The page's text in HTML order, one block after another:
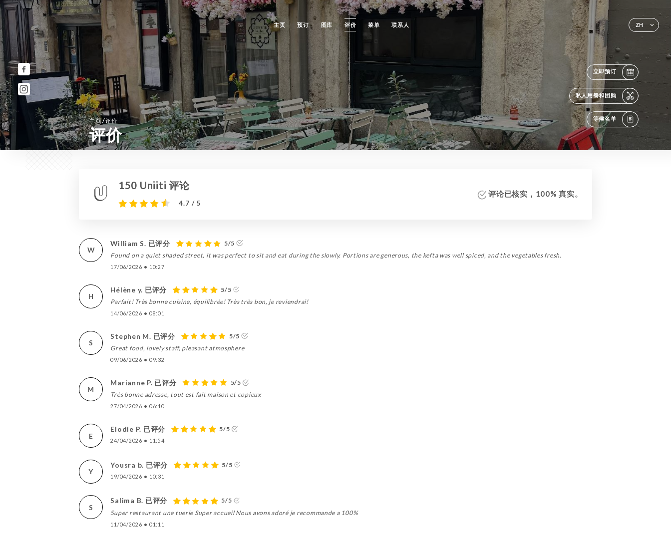
ZH
主页 预订 图库 评价 菜单 联系人
立即预订
私人用餐和团购
等候名单
主页/评价
评价
150 Uniiti 评论
4.7 / 5
评论已核实，100% 真实。
W
William S. 已评分
5/5
Found on a quiet shaded street, it was perfect to sit and eat during the slowly. Portions are generous, the kefta was well spiced, and the vegetables fresh.
17/06/2026 • 10:27
H
Hélène y. 已评分
5/5
Parfait! Très bonne cuisine, équilibrée! Très très bon, je reviendrai!
14/06/2026 • 08:01
S
Stephen M. 已评分
5/5
Great food, lovely staff, pleasant atmosphere
09/06/2026 • 09:32
M
Marianne P. 已评分
5/5
Très bonne adresse, tout est fait maison et copieux
27/04/2026 • 06:10
E
Elodie P. 已评分 5/5
24/04/2026 • 11:54
Y
Yousra b. 已评分 5/5
19/04/2026 • 10:31
S
Salima B. 已评分
5/5
Super restaurant une tuerie Super accueil Nous avons adoré je recommande a 100%
11/04/2026 • 01:11